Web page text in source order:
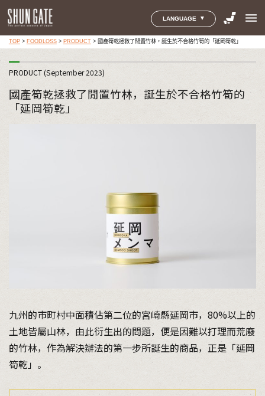
LANGUAGE menu
TOP> FOODLOSS> PRODUCT> 國產筍乾拯救了閒置竹林，誕生於不合格竹筍的「延岡筍乾」
PRODUCT (September 2023)
國產筍乾拯救了閒置竹林，誕生於不合格竹筍的
「延岡筍乾」
九州的市町村中面積佔第二位的宮崎縣延岡市，80%以上的
土地皆屬山林，由此衍生出的問題，便是因難以打理而荒廢
的竹林，作為解決辦法的第一步所誕生的商品，正是「延岡
筍乾」。